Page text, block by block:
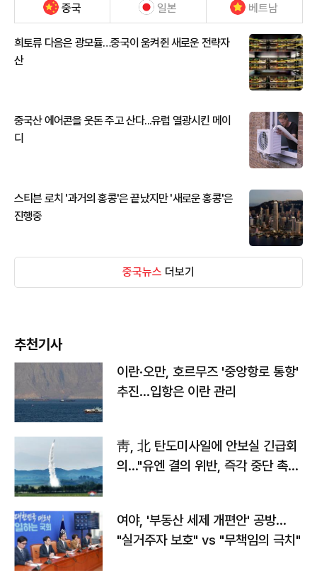
중국 일본 베트남
희토류 다음은 광모듈…중국이 움켜쥔 새로운 전략자
산
중국산 에어콘을 웃돈 주고 산다...유럽 열광시킨 메이
디
스티븐 로치 '과거의 홍콩'은 끝났지만 '새로운 홍콩'은
진행중
중국뉴스 더보기
추천기사
이란·오만, 호르무즈 '중앙항로 통항'
추진…입항은 이란 관리
靑, 北 탄도미사일에 안보실 긴급회
의…"유엔 결의 위반, 즉각 중단 촉
여야, '부동산 세제 개편안' 공방…
"실거주자 보호" vs "무책임의 극치"